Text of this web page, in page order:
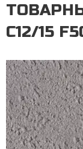
С12/15